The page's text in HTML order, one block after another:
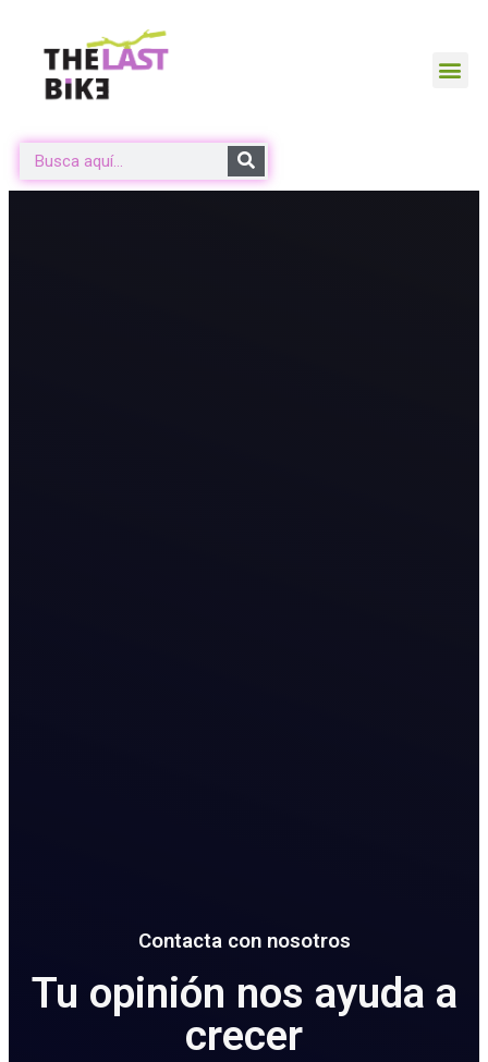
Contacta con nosotros
Tu opinión nos ayuda a
crecer